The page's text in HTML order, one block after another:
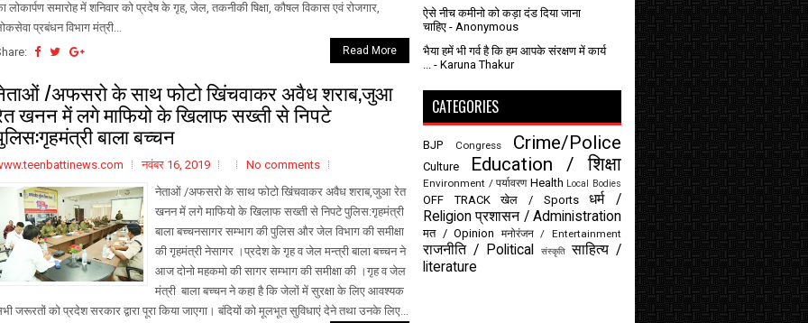
लोकार्पण समारोह में शनिवार को प्रदेष के गृह, जेल, तकनीकी षिक्षा, कौषल विकास एवं रोजगार,
प्रबंधन विभाग मंत्री...
Read More
/अफसरो के साथ फोटो खिंचवाकर अवैध शराब,जुआ
खनन में लगे माफियो के खिलाफ सख्ती से निपटे
बाला बच्चन
नवंबर 16, 2019
No comments
नेताओं /अफसरो के साथ फोटो खिंचवाकर अवैध शराब,जुआ रेत
खनन में लगे माफियो के खिलाफ सख्ती से निपटे पुलिस:गृहमंत्री
बाला बच्चनसागर सम्भाग की पुलिस और जेल विभाग की समीक्षा
की गृहमंत्री नेसागर ।प्रदेश के गृह व जेल मन्त्री बाला बच्चन ने
आज दोनो महकमो की सागर सम्भाग की समीक्षा की ।गृह व जेल
मंत्री बाला बच्चन ने कहा है कि जेलों में सुरक्षा के लिए आवश्यक
जरूरतों को प्रदेश सरकार द्वारा पूरा किया जाएगा। बंदियों को मूलभूत सुविधाएं देने तथा उनके लिए...
ऐसे नीच कमीनो को कड़ा दंड दिया जाना
चाहिए - Anonymous
भैया हमें भी गर्व है कि हम आपके संरक्षण में कार्य
- Karuna Thakur
CATEGORIES
BJP Congress Crime/Police
Culture Education / शिक्षा
Environment / पर्यावरण Health Local Bodies
OFF TRACK खेल / Sports
धर्म /
Religion प्रशासन / Administration
मत / Opinion मनोरंजन / Entertainment
राजनीति / Political संस्कृति साहित्य /
literature